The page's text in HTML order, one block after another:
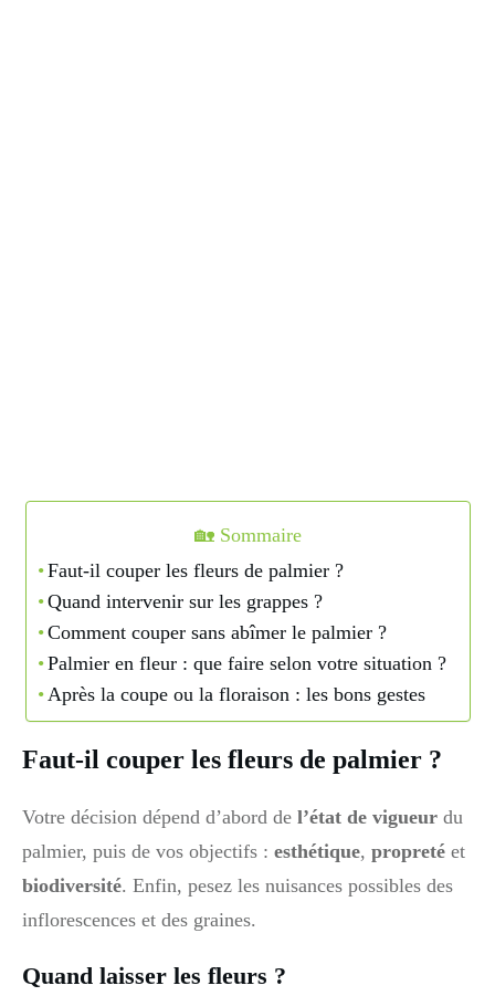
🏡 Sommaire
Faut-il couper les fleurs de palmier ?
Quand intervenir sur les grappes ?
Comment couper sans abîmer le palmier ?
Palmier en fleur : que faire selon votre situation ?
Après la coupe ou la floraison : les bons gestes
Faut-il couper les fleurs de palmier ?
Votre décision dépend d’abord de l’état de vigueur du
palmier, puis de vos objectifs : esthétique, propreté et
biodiversité. Enfin, pesez les nuisances possibles des
inflorescences et des graines.
Quand laisser les fleurs ?